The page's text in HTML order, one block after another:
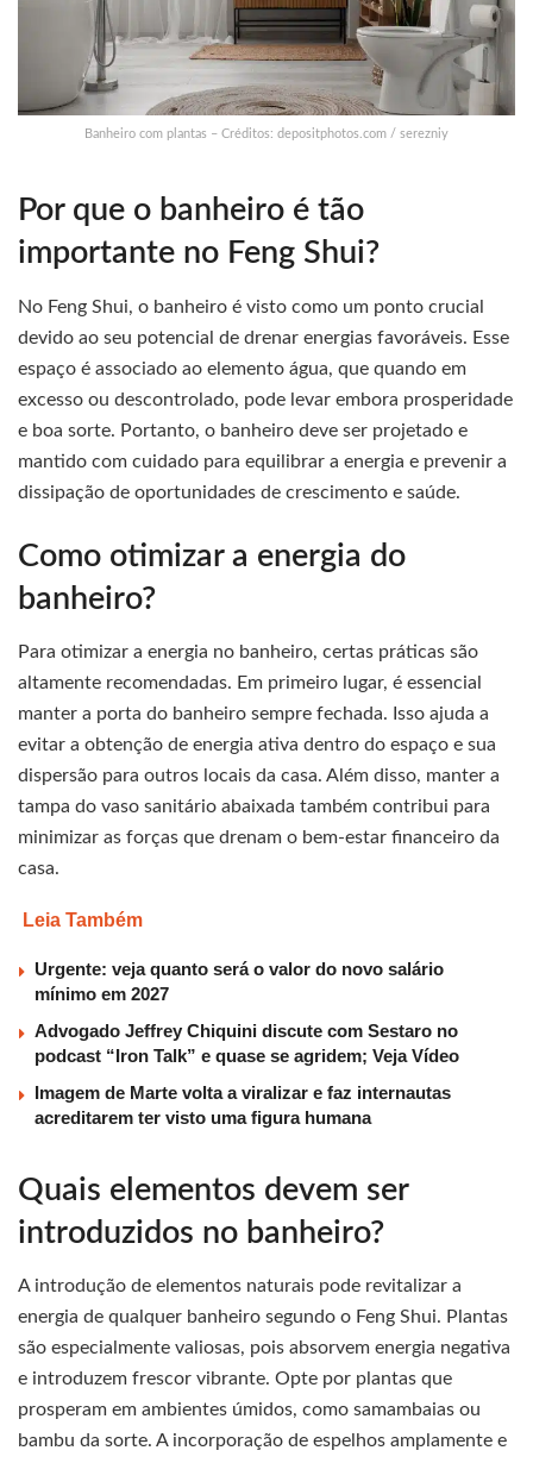
Banheiro com plantas – Créditos: depositphotos.com / serezniy
Por que o banheiro é tão
importante no Feng Shui?
No Feng Shui, o banheiro é visto como um ponto crucial
devido ao seu potencial de drenar energias favoráveis. Esse
espaço é associado ao elemento água, que quando em
excesso ou descontrolado, pode levar embora prosperidade
e boa sorte. Portanto, o banheiro deve ser projetado e
mantido com cuidado para equilibrar a energia e prevenir a
dissipação de oportunidades de crescimento e saúde.
Como otimizar a energia do
banheiro?
Para otimizar a energia no banheiro, certas práticas são
altamente recomendadas. Em primeiro lugar, é essencial
manter a porta do banheiro sempre fechada. Isso ajuda a
evitar a obtenção de energia ativa dentro do espaço e sua
dispersão para outros locais da casa. Além disso, manter a
tampa do vaso sanitário abaixada também contribui para
minimizar as forças que drenam o bem-estar financeiro da
casa.
Leia Também
Urgente: veja quanto será o valor do novo salário
mínimo em 2027
Advogado Jeffrey Chiquini discute com Sestaro no
podcast “Iron Talk” e quase se agridem; Veja Vídeo
Imagem de Marte volta a viralizar e faz internautas
acreditarem ter visto uma figura humana
Quais elementos devem ser
introduzidos no banheiro?
A introdução de elementos naturais pode revitalizar a
energia de qualquer banheiro segundo o Feng Shui. Plantas
são especialmente valiosas, pois absorvem energia negativa
e introduzem frescor vibrante. Opte por plantas que
prosperam em ambientes úmidos, como samambaias ou
bambu da sorte. A incorporação de espelhos amplamente e